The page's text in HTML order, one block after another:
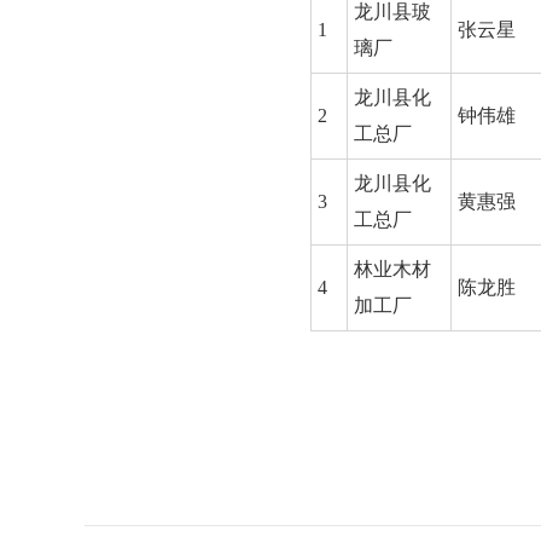
1
龙川县玻
璃厂
张云星
2
龙川县化
工总厂
钟伟雄
3
龙川县化
工总厂
黄惠强
4
林业木材
加工厂
陈龙胜